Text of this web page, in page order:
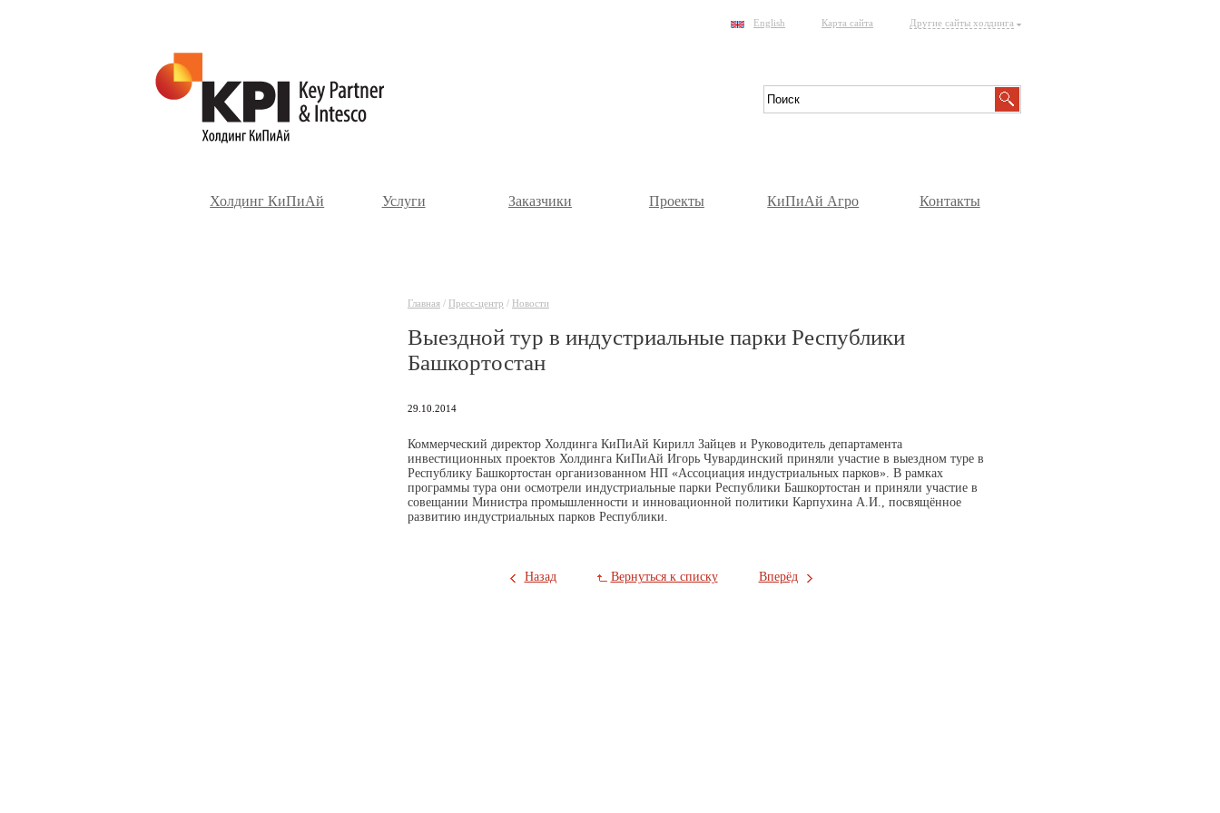
English Карта сайта Другие сайты холдинга
Холдинг КиПиАй Услуги Заказчики Проекты КиПиАй Агро Контакты
Главная / Пресс-центр / Новости
Выездной тур в индустриальные парки Республики
Башкортостан
29.10.2014
Коммерческий директор Холдинга КиПиАй Кирилл Зайцев и Руководитель департамента
инвестиционных проектов Холдинга КиПиАй Игорь Чувардинский приняли участие в выездном туре в
Республику Башкортостан организованном НП «Ассоциация индустриальных парков». В рамках
программы тура они осмотрели индустриальные парки Республики Башкортостан и приняли участие в
совещании Министра промышленности и инновационной политики Карпухина А.И., посвящённое
развитию индустриальных парков Республики.
Назад Вернуться к списку Вперёд